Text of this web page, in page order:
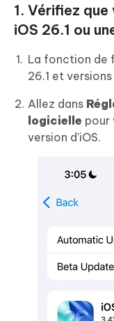
1. Vérifiez
iOS 26.1 ou
La fonction de
26.1 et
Allez dans
logicielle pour
version d'iOS.